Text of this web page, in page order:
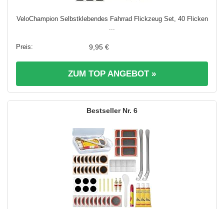
VeloChampion Selbstklebendes Fahrrad Flickzeug Set, 40 Flicken
...
9,95 €
ZUM TOP ANGEBOT »
6